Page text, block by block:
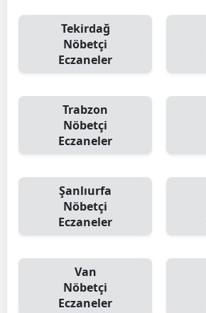
Tekirdağ
Nöbetçi
Eczaneler
Trabzon
Nöbetçi
Eczaneler
Şanlıurfa
Nöbetçi
Eczaneler
Van
Nöbetçi
Eczaneler